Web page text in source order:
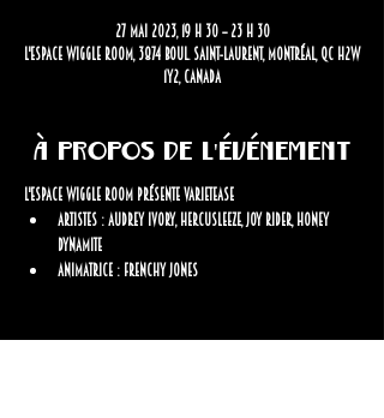
27 mai 2023, 19 h 30 – 23 h 30
L'Espace Wiggle Room, 3874 Boul. Saint-Laurent, Montréal, QC H2W
1Y2, Canada
À propos de l'événement
L'Espace Wiggle Room présente VarieTease
Artistes : Audrey Ivory, Hercusleeze, Joy Rider, Honey
Dynamite
Animatrice : Frenchy Jones